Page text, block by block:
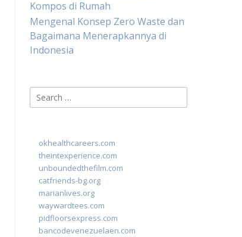
Kompos di Rumah
Mengenal Konsep Zero Waste dan
Bagaimana Menerapkannya di
Indonesia
Search
for:
okhealthcareers.com
theintexperience.com
unboundedthefilm.com
catfriends-bg.org
marianlives.org
waywardtees.com
pidfloorsexpress.com
bancodevenezuelaen.com